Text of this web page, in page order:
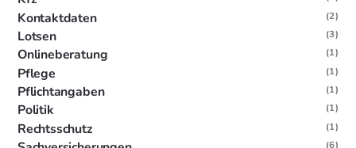
Kontaktdaten (2)
Lotsen (3)
Onlineberatung (1)
Pflege (1)
Pflichtangaben (1)
Politik (1)
Rechtsschutz (1)
(6)